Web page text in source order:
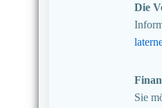
Die
Sie